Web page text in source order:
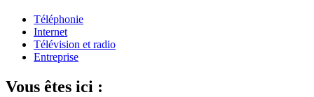
Téléphonie
Internet
Télévision et radio
Entreprise
Vous êtes ici :